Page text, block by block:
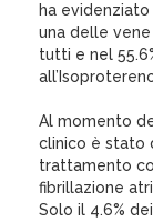
ha
una delle
tutti e nel
Al momento
clinico è stato
trattamento
fibrillazione
Solo il 4.6%